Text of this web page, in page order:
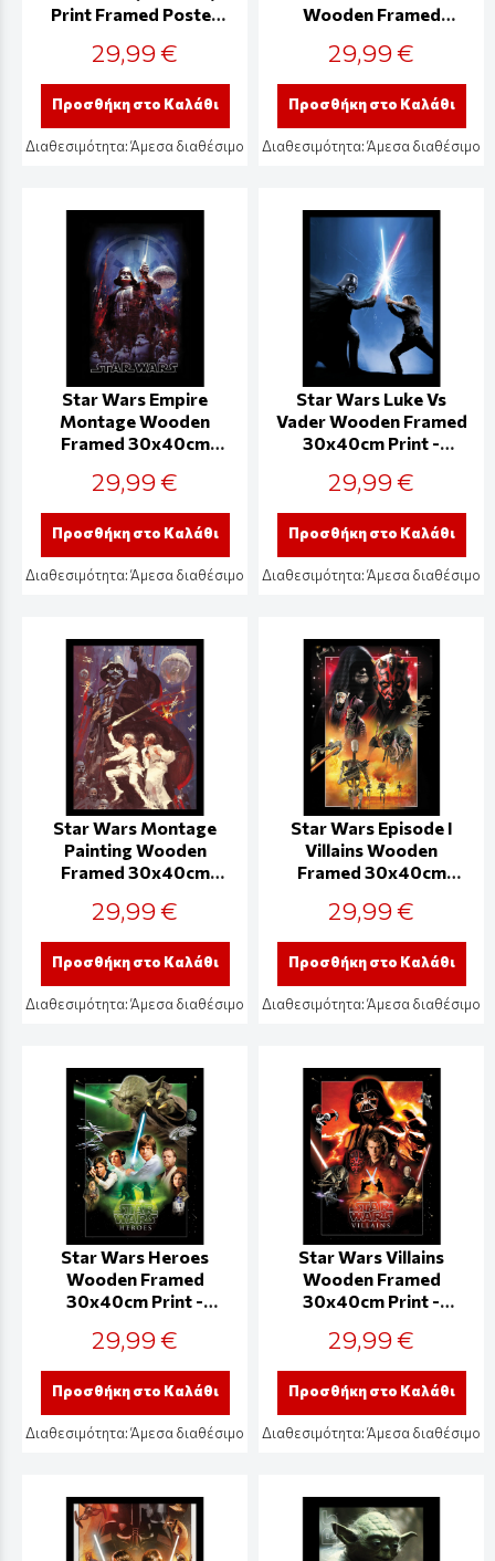
Print Framed Poster
FP2510431
29,99 €
Προσθήκη στο Καλάθι
Διαθεσιμότητα:Άμεσα διαθέσιμο
Wooden Framed
FP14504P
29,99 €
Προσθήκη στο Καλάθι
Διαθεσιμότητα:Άμεσα διαθέσιμο
Star Wars Empire
Montage Wooden
Framed 30x40cm
29,99 €
Προσθήκη στο Καλάθι
Διαθεσιμότητα:Άμεσα διαθέσιμο
Star Wars Luke Vs
Vader Wooden Framed
30x40cm Print -
29,99 €
Προσθήκη στο Καλάθι
Διαθεσιμότητα:Άμεσα διαθέσιμο
Star Wars Montage
Painting Wooden
Framed 30x40cm
29,99 €
Προσθήκη στο Καλάθι
Διαθεσιμότητα:Άμεσα διαθέσιμο
Star Wars Episode I
Villains Wooden
Framed 30x40cm
29,99 €
Προσθήκη στο Καλάθι
Διαθεσιμότητα:Άμεσα διαθέσιμο
Star Wars Heroes
Wooden Framed
30x40cm Print -
29,99 €
Προσθήκη στο Καλάθι
Διαθεσιμότητα:Άμεσα διαθέσιμο
Star Wars Villains
Wooden Framed
30x40cm Print -
29,99 €
Προσθήκη στο Καλάθι
Διαθεσιμότητα:Άμεσα διαθέσιμο